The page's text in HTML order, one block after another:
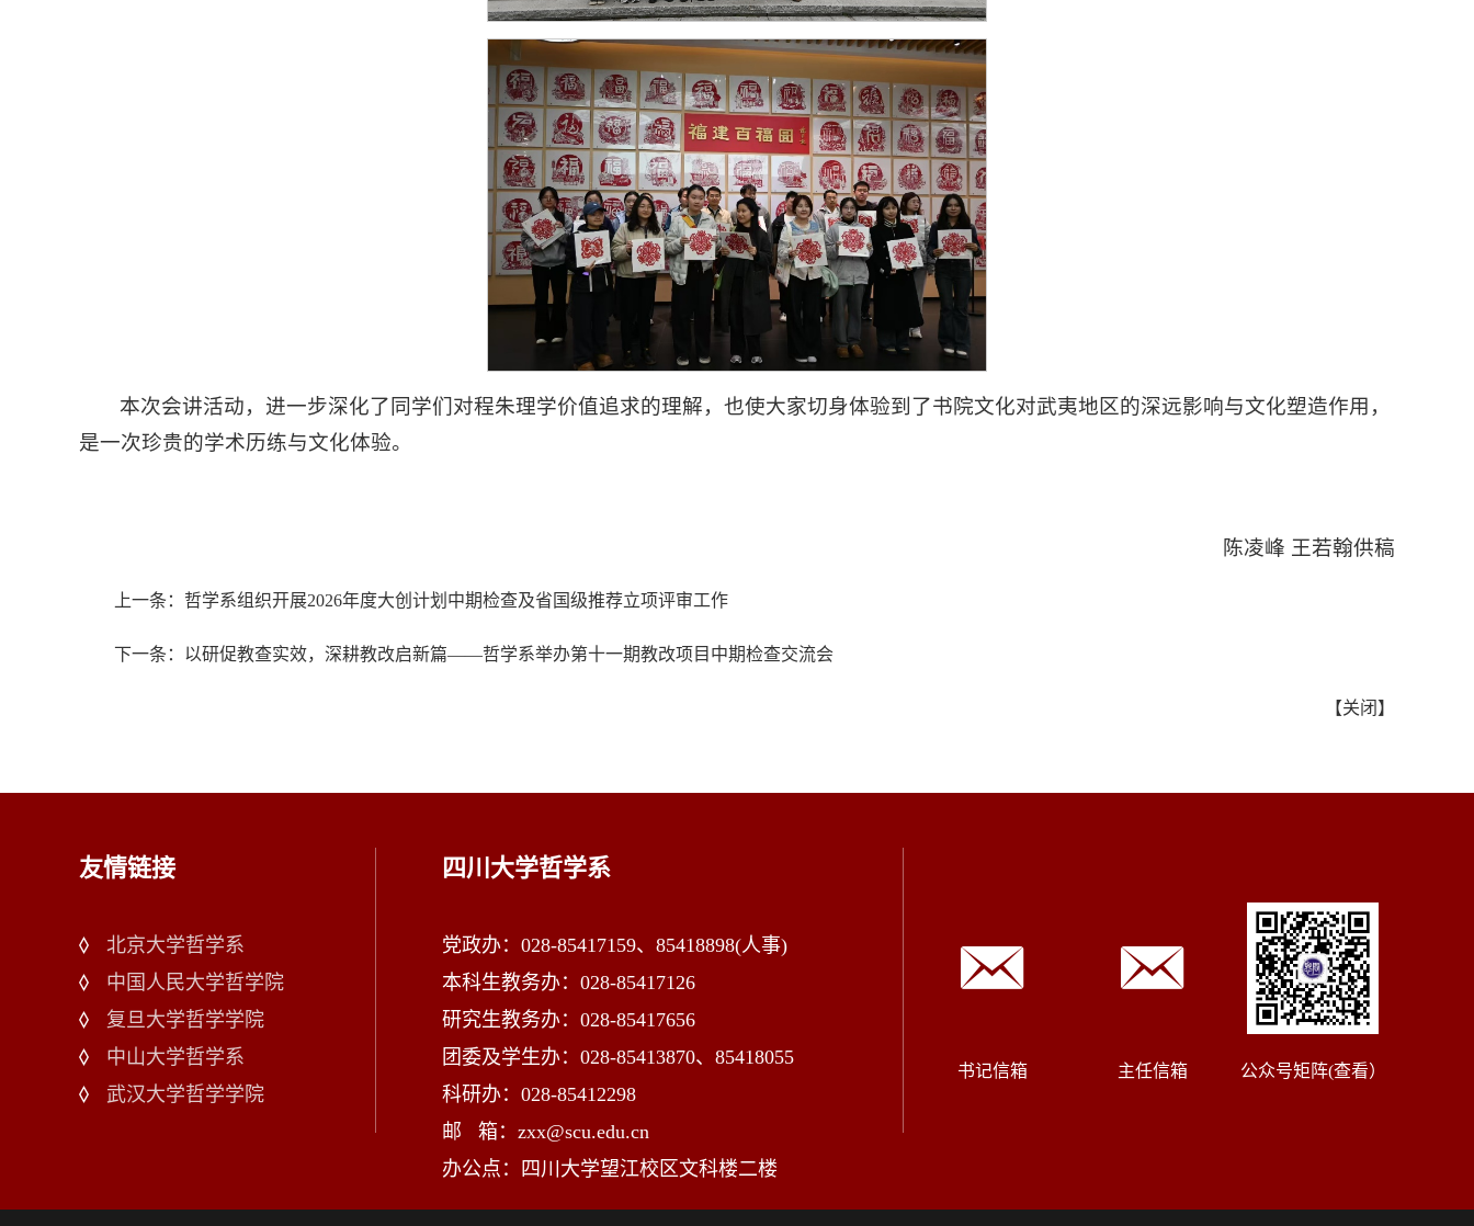
本次会讲活动，进一步深化了同学们对程朱理学价值追求的理解，也使大家切身体验到了书院文化对武夷地区的深远影响与文化塑造作用，
是一次珍贵的学术历练与文化体验。
陈凌峰 王若翰供稿
上一条：哲学系组织开展2026年度大创计划中期检查及省国级推荐立项评审工作
下一条：以研促教查实效，深耕教改启新篇——哲学系举办第十一期教改项目中期检查交流会
【关闭 】
友情链接
北京大学哲学系
中国人民大学哲学院
复旦大学哲学学院
中山大学哲学系
武汉大学哲学学院
四川大学哲学系
党政办：028-85417159、85418898(人事)
本科生教务办：028-85417126
研究生教务办：028-85417656
团委及学生办：028-85413870、85418055
科研办：028-85412298
邮 箱：zxx@scu.edu.cn
办公点：四川大学望江校区文科楼二楼
书记信箱 主任信箱 公众号矩阵(查看）